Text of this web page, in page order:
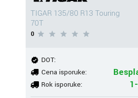
TIGAR 135/80 R13 Touring
70T
0
DOT:
Cena isporuke:
Rok isporuke: